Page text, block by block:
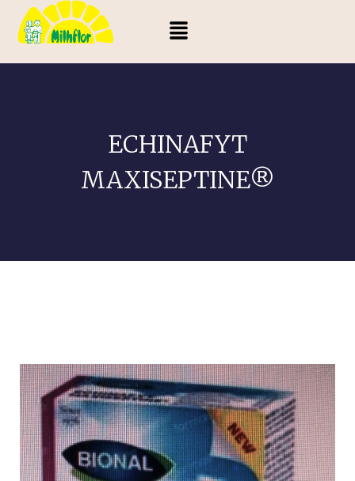
ECHINAFYT
MAXISEPTINE®